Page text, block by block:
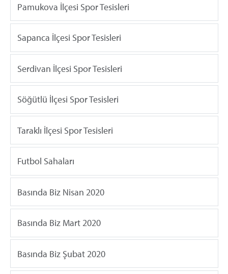
Pamukova İlçesi Spor Tesisleri
Sapanca İlçesi Spor Tesisleri
Serdivan İlçesi Spor Tesisleri
Söğütlü İlçesi Spor Tesisleri
Taraklı İlçesi Spor Tesisleri
Futbol Sahaları
Basında Biz Nisan 2020
Basında Biz Mart 2020
Basında Biz Şubat 2020